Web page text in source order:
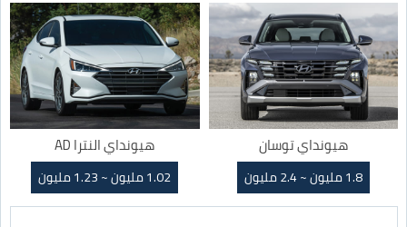
هيونداي توسان
1.8 مليون ~ 2.4 مليون
هيونداي النترا AD
1.02 مليون ~ 1.23 مليون